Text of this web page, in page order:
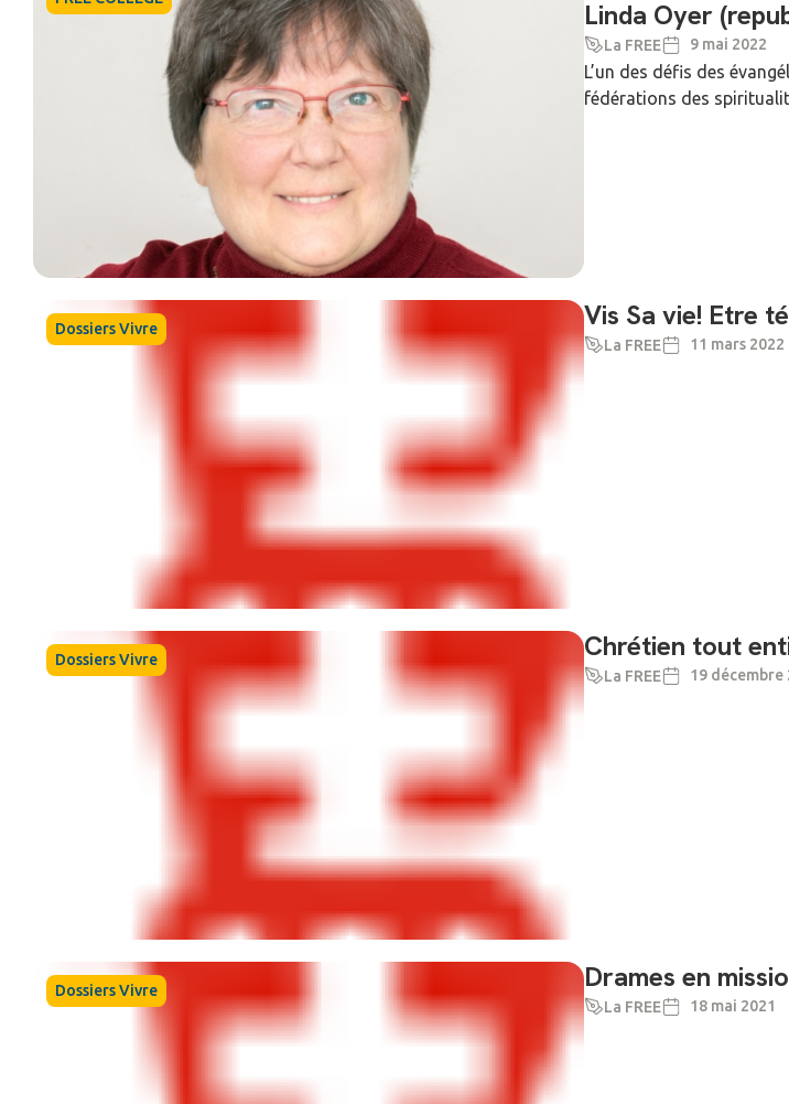
Linda Oyer
La FREE 9 mai 2022
L’un des défis des
fédérations des
Dossiers Vivre Vis Sa vie! Etre
La FREE 11 mars 2022
Dossiers Vivre Chrétien tout
La FREE 19 décembre
Dossiers Vivre Drames en
La FREE 18 mai 2021